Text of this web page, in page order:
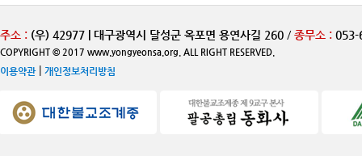
주소 : (우) 42977 | 대구광역시 달성군 옥포면 용연사길 260 / 종무소 : 053-
COPYRIGHT © 2017 www.yongyeonsa.org. ALL RIGHT RESERVED.
이용약관| 개인정보처리방침